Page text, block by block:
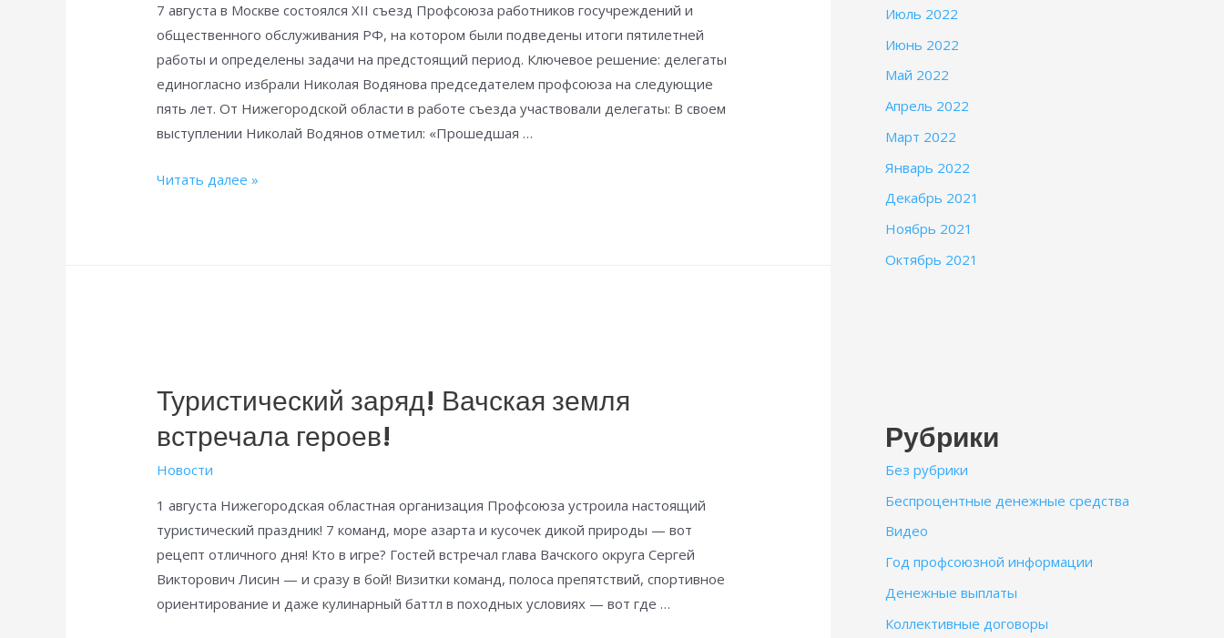
7 августа в Москве состоялся XII съезд Профсоюза работников госучреждений и
общественного обслуживания РФ, на котором были подведены итоги пятилетней
работы и определены задачи на предстоящий период. Ключевое решение: делегаты
единогласно избрали Николая Водянова председателем профсоюза на следующие
пять лет. От Нижегородской области в работе съезда участвовали делегаты: В своем
выступлении Николай Водянов отметил: «Прошедшая …
XII
итоги
новые
рубежи
Читать далее »
Туристический заряд! Вачская земля
встречала героев!
Новости
1 августа Нижегородская областная организация Профсоюза устроила настоящий
туристический праздник! 7 команд, море азарта и кусочек дикой природы — вот
рецепт отличного дня! Кто в игре? Гостей встречал глава Вачского округа Сергей
Викторович Лисин — и сразу в бой! Визитки команд, полоса препятствий, спортивное
ориентирование и даже кулинарный баттл в походных условиях — вот где …
Июль 2022
Июнь 2022
Май 2022
Апрель 2022
Март 2022
Январь 2022
Декабрь 2021
Ноябрь 2021
Октябрь 2021
Рубрики
Без рубрики
Беспроцентные денежные средства
Видео
Год профсоюзной информации
Денежные выплаты
Коллективные договоры